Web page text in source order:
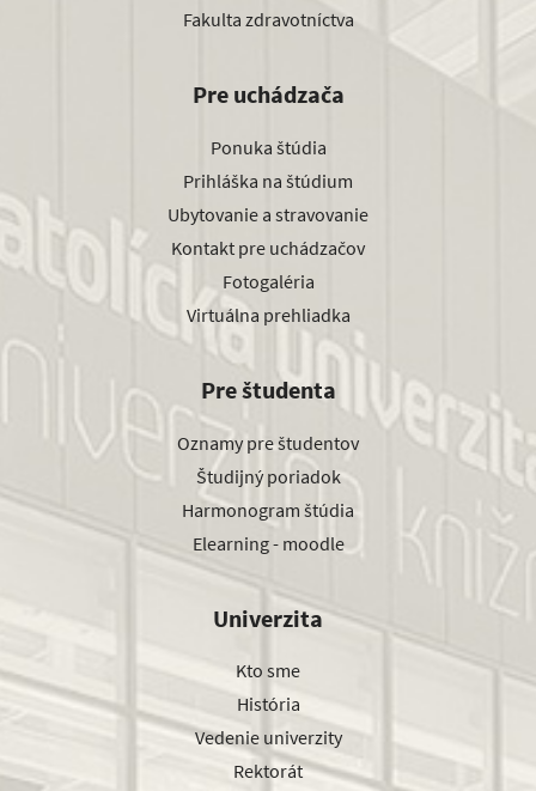
Fakulta zdravotníctva
Pre uchádzača
Ponuka štúdia
Prihláška na štúdium
Ubytovanie a stravovanie
Kontakt pre uchádzačov
Fotogaléria
Virtuálna prehliadka
Pre študenta
Oznamy pre študentov
Študijný poriadok
Harmonogram štúdia
Elearning - moodle
Univerzita
Kto sme
História
Vedenie univerzity
Rektorát